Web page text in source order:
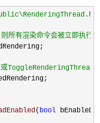
有渲染命令会被立即执行,
ToggleRenderingThread
( bool